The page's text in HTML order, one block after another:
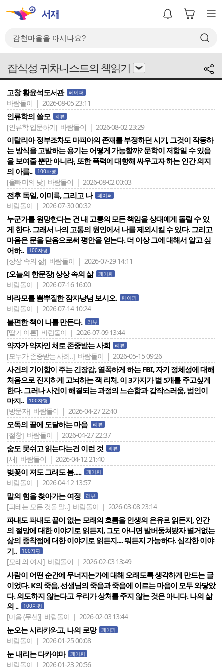
잡식성 귀차니스트의 책읽기
고창 황윤석도서관 페이퍼
바람돌이 | 2026-08-05 23:11
인류학의 쓸모 리뷰
[인류학 입문하기] 바람돌이 | 2026-08-02 23:29
이탈리아 정부조차도 마피아의 존재를 부정하던 시기, 그것이 작동하
는 방식을 고발하는 용기는 어떻게 가능할까? 문학이 저항일 수 있음
을 보여줄 뿐만 아니라, 또한 폭력에 대항해 싸우고자 하는 인간 의지
의 아름..
100자평
[올빼미의 낮] 바람돌이 | 2026-08-02 00:03
전후 독일, 이미륵, 그리고 나 페이퍼
바람돌이 | 2026-07-30 00:32
누군가를 원망한다는 건 내 고통의 모든 책임을 상대에게 돌릴 수 있
게 한다. 그래서 나의 고통의 원인에서 나를 제외시킬 수 있다. 그리고
마음은 문을 닫음으로써 평안을 얻는다. 더 이상 그에 대해서 알고 싶
어하..
100자평
[상상 속의 삶] 바람돌이 | 2026-07-29 14:11
[오늘의 한문장] 상상 속의 삶 페이퍼
바람돌이 | 2026-07-16 16:00
바라모를 뽐뿌질한 잠자냥님 보시오. 페이퍼
바람돌이 | 2026-07-14 10:24
불편한 책이 나를 만든다. 리뷰
[딸기 이론] 바람돌이 | 2026-07-09 13:44
약자가 약자인 채로 존중받는 사회 리뷰
[모두가 존중받는 사회..] 바람돌이 | 2026-05-15 09:26
사건의 기이함이 주는 긴장감, 열폭하게 하는 FBI, 자기 정체성에 대해
처음으로 진지하게 고뇌하는 잭 리처. 이 3가지가 별 5개를 주고싶게
한다. 그러나 사건이 해결되는 과정의 느슨함과 갑작스러움, 범인이
마지..
100자평
[방문자] 바람돌이 | 2026-04-27 22:40
오독의 끝에 도달하는 마음 리뷰
[절창] 바람돌이 | 2026-04-27 22:37
숨도 못쉬고 읽는다는건 이런 것 리뷰
[새] 바람돌이 | 2026-04-12 21:40
벚꽃이 져도 그래도 봄..... 페이퍼
바람돌이 | 2026-04-12 13:57
말의 힘을 찾아가는 여정 리뷰
[괴테는 모든 것을 말..] 바람돌이 | 2026-03-08 23:14
파내도 파내도 끝이 없는 모래의 흐름을 인생의 은유로 읽든지, 인간
의 절망에 대한 이야기로 읽든지, 그도 아니면 발버둥쳐봤자 별거없는
삶의 종착점에 대한 이야기로 읽든지.... 뭐든지 가능하다. 심각한 이야
기..
100자평
[모래의 여자] 바람돌이 | 2026-02-03 13:49
사람이 어떤 순간에 무너지는가에 대해 오래도록 생각하게 만드는 글
이었다. K의 죽음, 선생님의 죽음과 죽음에 이르는 마음이 모두 와닿았
다. 의도하지 않는다고 우리가 상처를 주지 않는 것은 아니다. 나의 삶
의 ..
100자평
[마음 (무선)] 바람돌이 | 2026-02-03 13:44
눈오는 시라카와고, 나의 로망 페이퍼
바람돌이 | 2026-01-25 00:08
눈 내리는 다카야마 페이퍼
바람돌이 | 2026-01-23 20:56